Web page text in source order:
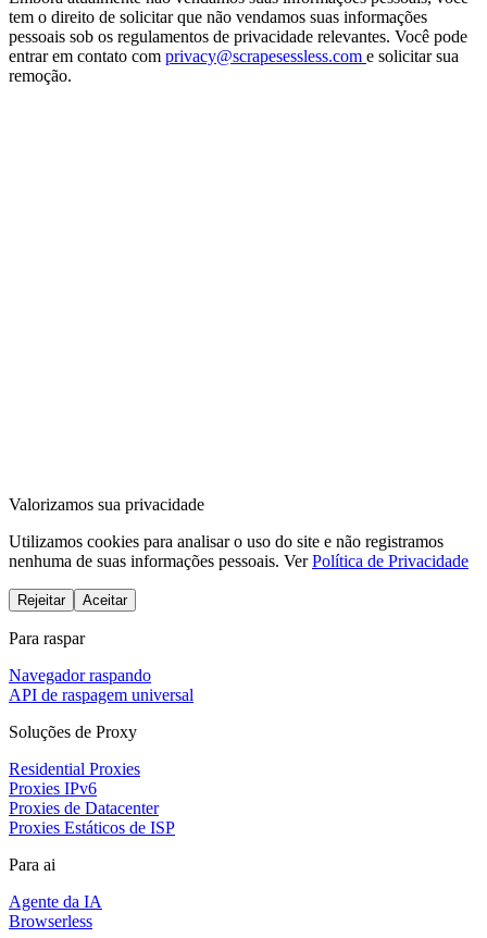
tem o direito de solicitar que não vendamos suas informações
pessoais sob os regulamentos de privacidade relevantes. Você pode
entrar em contato com privacy@scrapesessless.com e solicitar sua
remoção.
Valorizamos sua privacidade
Utilizamos cookies para analisar o uso do site e não registramos
nenhuma de suas informações pessoais. VerPolítica de Privacidade
Rejeitar Aceitar
Para raspar
Navegador raspando
API de raspagem universal
Soluções de Proxy
Residential Proxies
Proxies IPv6
Proxies de Datacenter
Proxies Estáticos de ISP
Para ai
Agente da IA
Browserless